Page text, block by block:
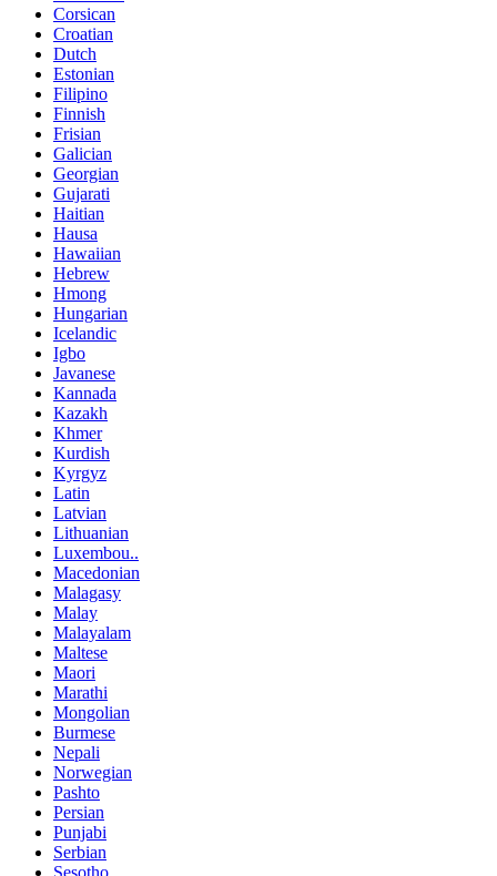
Corsican
Croatian
Dutch
Estonian
Filipino
Finnish
Frisian
Galician
Georgian
Gujarati
Haitian
Hausa
Hawaiian
Hebrew
Hmong
Hungarian
Icelandic
Igbo
Javanese
Kannada
Kazakh
Khmer
Kurdish
Kyrgyz
Latin
Latvian
Lithuanian
Luxembou..
Macedonian
Malagasy
Malay
Malayalam
Maltese
Maori
Marathi
Mongolian
Burmese
Nepali
Norwegian
Pashto
Persian
Punjabi
Serbian
Sesotho